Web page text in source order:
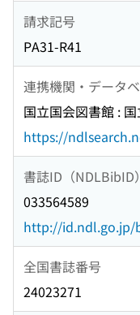
請求記号
PA31-R41
連携機関・データ
国立国会図書館 :
https://
書誌ID（NDLBibID）
033564589
http://id.ndl.go.jp/
全国書誌番号
24023271